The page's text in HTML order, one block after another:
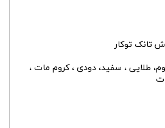
تانک توکار
طلایی ، سفید، دودی ، کروم مات ،